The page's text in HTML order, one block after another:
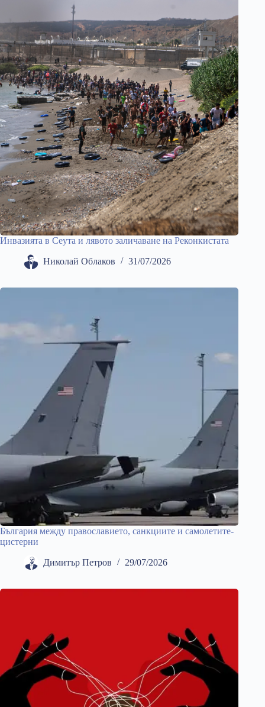
Инвазията в Сеута и лявото заличаване на Реконкистата
Николай Облаков 31/07/2026
България между православието, санкциите и самолетите-
цистерни
Димитър Петров 29/07/2026